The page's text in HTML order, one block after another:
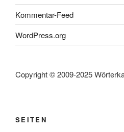
Kommentar-Feed
WordPress.org
Copyright © 2009-2025
SEITEN